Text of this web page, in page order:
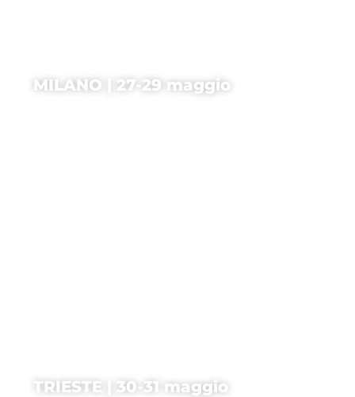
MILANO | 27-29 maggio
TRIESTE | 30-31 maggio